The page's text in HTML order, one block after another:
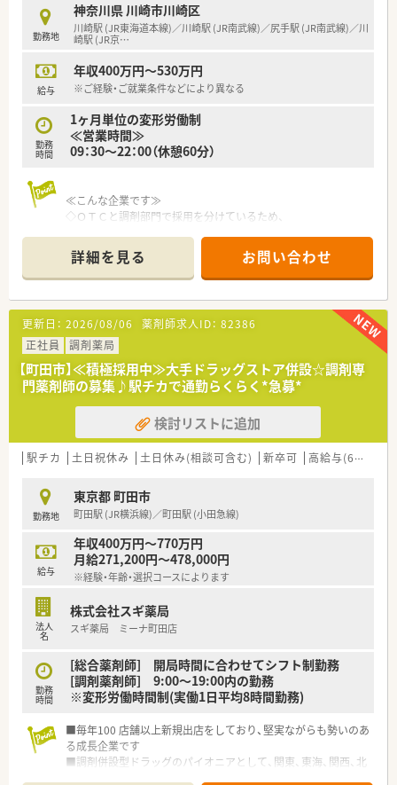
勤務地
神奈川県 川崎市川崎区
川崎駅 (JR東海道本線)／川崎駅 (JR南武線)／尻手駅 (JR南武線)／川
崎駅 (JR京…
給与
年収400万円～530万円
※ご経験・ご就業条件などにより異なる
勤務
時間
1ヶ月単位の変形労働制
≪営業時間≫
09：30～22：00（休憩60分）
≪こんな企業です≫
◇ＯＴＣと調剤部門で採用を分けているため、
◇全国展開をしているドラッグストアですが、転勤の有無により
エリア限定社員も可能。
その他にもライフスタイルに合わせてパート・契約社員など選
べます。
◇レジ業務や管理業務を無くし、ＯＴＣのカウンセリング販売に
集中することで
専門性を十分発揮できます！
詳細を見る お問い合わせ
更新日： 2026/08/06 薬剤師求人ID： 82386
正社員
調剤薬局
【町田市】≪積極採用中≫大手ドラッグストア併設☆調剤専
門薬剤師の募集♪駅チカで通勤らくらく*急募*
検討リストに追加
駅チカ 土日祝休み 土日休み(相談可含む) 新卒可 高給与(600万円以上)
勤務地
東京都 町田市
町田駅 (JR横浜線)／町田駅 (小田急線)
給与
年収400万円～770万円
月給271,200円～478,000円
※経験・年齢・選択コースによります
法人
名
株式会社スギ薬局
スギ薬局 ミーナ町田店
勤務
時間
[総合薬剤師] 開局時間に合わせてシフト制勤務
[調剤薬剤師] 9:00～19:00内の勤務
※変形労働時間制(実働1日平均8時間勤務)
■毎年100 店舗以上新規出店をしており、堅実ながらも勢いのあ
る成長企業です
■調剤併設型ドラッグのパイオニアとして、関東、東海、関西、北